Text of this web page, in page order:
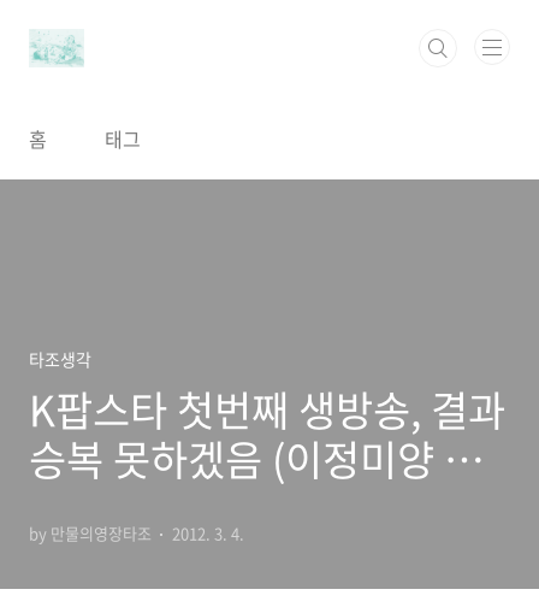
홈 태그
타조생각
K팝스타 첫번째 생방송, 결과
승복 못하겠음 (이정미양 화
by 만물의영장타조 2012. 3. 4.